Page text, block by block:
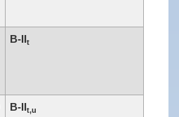
B-IIt
B-IIt,u